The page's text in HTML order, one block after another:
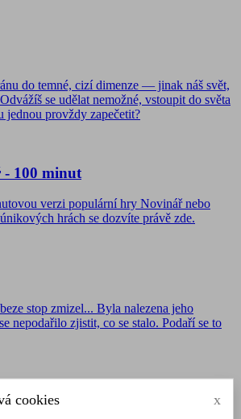
do temné, cizí dimenze — jinak náš svět,
se udělat nemožné, vstoupit do světa
jednou provždy zapečetit?
- 100 minut
verzi populární hry Novinář nebo
hrách se dozvíte právě zde.
stop zmizel... Byla nalezena jeho
nepodařilo zjistit, co se stalo. Podaří se to
cookies x